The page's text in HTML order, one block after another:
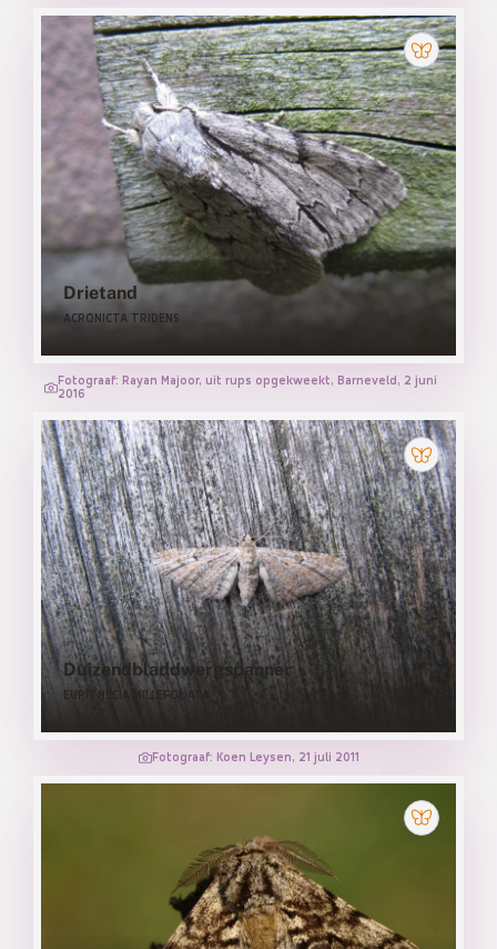
Drietand
ACRONICTA TRIDENS
Fotograaf: Rayan Majoor, uit rups opgekweekt, Barneveld, 2 juni
2016
Duizendbladdwergspanner
EUPITHECIA MILLEFOLIATA
Fotograaf: Koen Leysen, 21 juli 2011